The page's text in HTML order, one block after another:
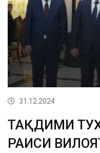
31.12.2024
ТАҚДИМИ
РАИСИ